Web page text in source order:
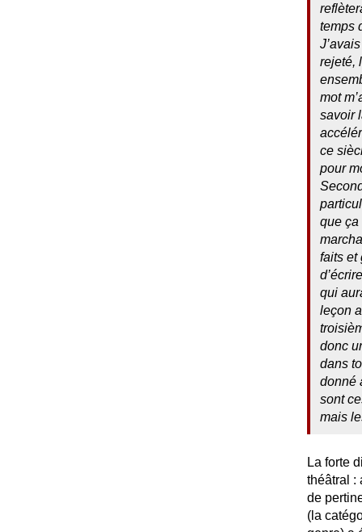
temps
rejeté,
mot
savoir
ce
pour
que ça
faits et
qui
leçon
donc
dans
donné
sont
mais
La forte
théâtral :
de
(la